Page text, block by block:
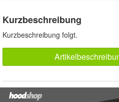
Kurzbeschreibung
Kurzbeschreibung folgt.